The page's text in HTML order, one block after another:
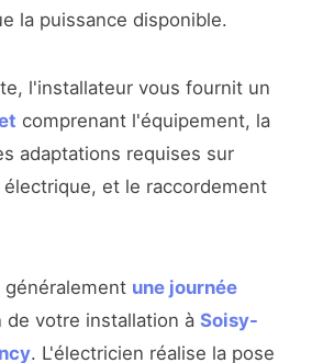
la puissance disponible.
l'installateur vous fournit un
comprenant l'équipement, la
adaptations requises sur
et le raccordement
généralement une journée
de votre installation à Soisy-
. L'électricien réalise la pose